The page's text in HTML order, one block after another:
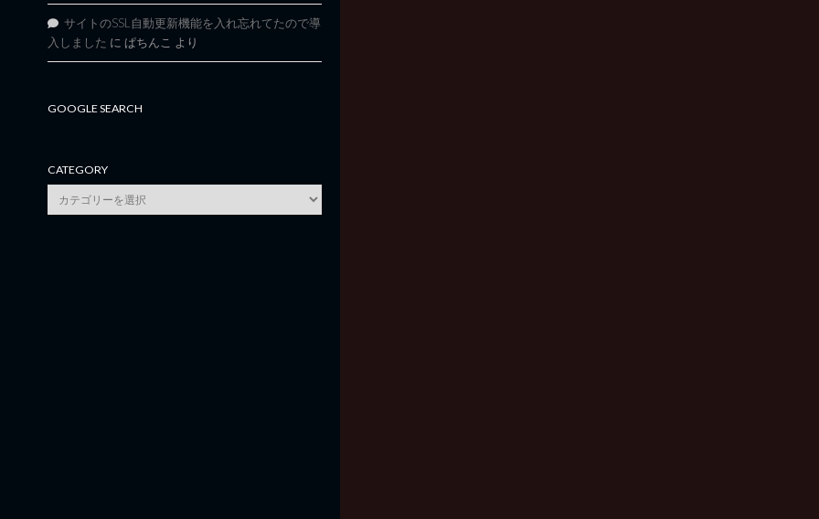
サイトのSSL自動更新機能を入れ忘れてたので導
入しました に ぱちんこ より
GOOGLE SEARCH
CATEGORY
category